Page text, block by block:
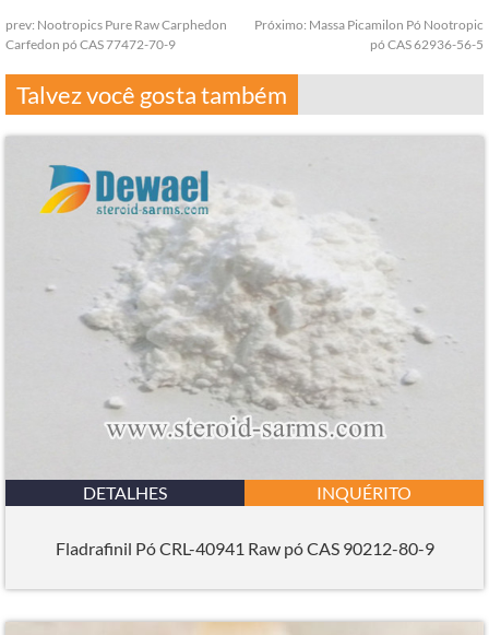
prev: Nootropics Pure Raw Carphedon
Carfedon pó CAS 77472-70-9
Próximo: Massa Picamilon Pó Nootropic
pó CAS 62936-56-5
Talvez você gosta também
DETALHES INQUÉRITO
Fladrafinil Pó CRL-40941 Raw pó CAS 90212-80-9